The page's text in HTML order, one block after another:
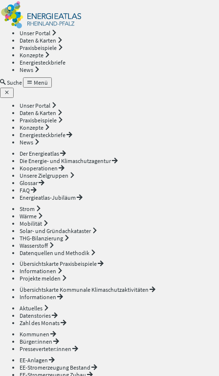
Unser Portal
Daten & Karten
Praxisbeispiele
Konzepte
Energiesteckbriefe
News
Suche
Menü
Unser Portal
Daten & Karten
Praxisbeispiele
Konzepte
Energiesteckbriefe
News
Der Energieatlas
Die Energie- und Klimaschutzagentur
Kooperationen
Unsere Zielgruppen
Glossar
FAQ
Energieatlas-Jubiläum
Strom
Wärme
Mobilität
Solar- und Gründachkataster
THG-Bilanzierung
Wasserstoff
Datenquellen und Methodik
Übersichtskarte Praxisbeispiele
Informationen
Projekte melden
Übersichtskarte Kommunale Klimaschutzaktivitäten
Informationen
Aktuelles
Datenstories
Zahl des Monats
Kommunen
Bürger:innen
Presseverteter:innen
EE-Anlagen
EE-Stromerzeugung Bestand